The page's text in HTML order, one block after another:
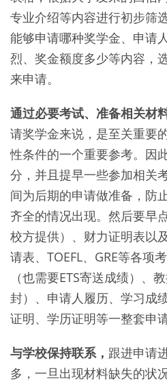
专业介绍等内容进行初步筛
能够申请哪种奖学金、申请
烈、奖金额度多少等内容，
来申请。
通过必要考试、准备相关材
请奖学金来说，是至关重要
性条件的一个重要参考。因
分，并且提早一些参加相关
间为后期的申请做准备，防
齐全的情况出现。然后要早
校方提供）、财力证明表以
请表、TOEFL、GRE等各项
（也需要ETS寄送成绩）、
封）、申请人履历、学习成
证明、学历证明等一整套申请
与学校保持联系， 跟进申请
多，一旦出现材料缺失的状